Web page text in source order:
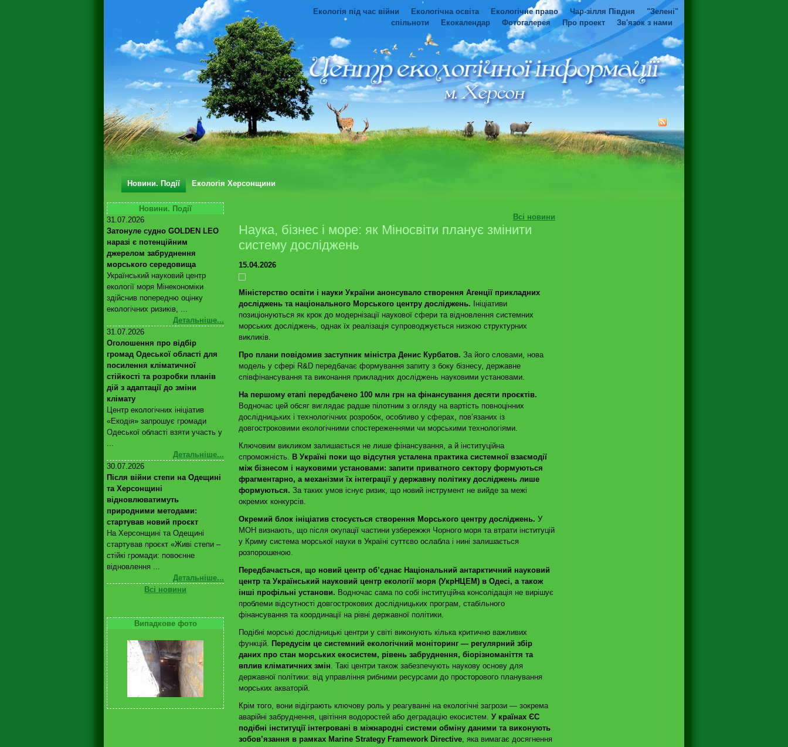
Екологія під час війни Екологічна освіта Екологічне право Чар-зілля Півдня
"Зелені"
спільноти
Екокалендар Фотогалерея Про проект Зв'язок з нами
Новини. Події Екологія Херсонщини
Новини. Події
31.07.2026
Затонуле судно GOLDEN LEO
наразі є потенційним
джерелом забруднення
морського середовища
Український науковий центр
екології моря Мінекономіки
здійснив попередню оцінку
екологічних ризиків, ...
Детальніше...
31.07.2026
Оголошення про відбір
громад Одеської області для
посилення кліматичної
стійкості та розробки планів
дій з адаптації до зміни
клімату
Центр екологічних ініціатив
«Екодія» запрошує громади
Одеської області взяти участь у
...
Детальніше...
30.07.2026
Після війни степи на Одещині
та Херсонщині
відновлюватимуть
природними методами:
стартував новий проєкт
На Херсонщині та Одещині
стартував проєкт «Живі степи –
стійкі громади: повоєнне
відновлення ...
Детальніше...
Всі новини
Випадкове фото
Всі новини
Наука, бізнес і море: як Міносвіти планує змінити
систему досліджень
15.04.2026
Міністерство освіти і науки України анонсувало створення Агенції прикладних
досліджень та національного Морського центру досліджень. Ініціативи
позиціонуються як крок до модернізації наукової сфери та відновлення системних
морських досліджень, однак їх реалізація супроводжується низкою структурних
викликів.
Про плани повідомив заступник міністра Денис Курбатов. За його словами, нова
модель у сфері R&D передбачає формування запиту з боку бізнесу, державне
співфінансування та виконання прикладних досліджень науковими установами.
На першому етапі передбачено 100 млн грн на фінансування десяти проєктів.
Водночас цей обсяг виглядає радше пілотним з огляду на вартість повноцінних
дослідницьких і технологічних розробок, особливо у сферах, пов’язаних із
довгостроковими екологічними спостереженнями чи морськими технологіями.
Ключовим викликом залишається не лише фінансування, а й інституційна
спроможність.
В Україні поки що відсутня усталена практика системної взаємодії
між бізнесом і науковими установами: запити приватного сектору формуються
фрагментарно, а механізми їх інтеграції у державну політику досліджень лише
формуються. За таких умов існує ризик, що новий інструмент не вийде за межі
окремих конкурсів.
Окремий блок ініціатив стосується створення Морського центру досліджень. У
МОН визнають, що після окупації частини узбережжя Чорного моря та втрати інституцій
у Криму система морської науки в Україні суттєво ослабла і нині залишається
розпорошеною.
Передбачається, що новий центр об’єднає Національний антарктичний науковий
центр та Український науковий центр екології моря (УкрНЦЕМ) в Одесі, а також
інші профільні установи. Водночас сама по собі інституційна консолідація не вирішує
проблеми відсутності довгострокових дослідницьких програм, стабільного
фінансування та координації на рівні державної політики.
Подібні морські дослідницькі центри у світі виконують кілька критично важливих
функцій.
Передусім це системний екологічний моніторинг — регулярний збір
даних про стан морських екосистем, рівень забруднення, біорізноманіття та
вплив кліматичних змін . Такі центри також забезпечують наукову основу для
державної політики: від управління рибними ресурсами до просторового планування
морських акваторій.
Крім того, вони відіграють ключову роль у реагуванні на екологічні загрози — зокрема
аварійні забруднення, цвітіння водоростей або деградацію екосистем. У країнах ЄС
подібні інституції інтегровані в міжнародні системи обміну даними та виконують
зобов’язання в рамках Marine Strategy Framework Directive , яка вимагає досягнення